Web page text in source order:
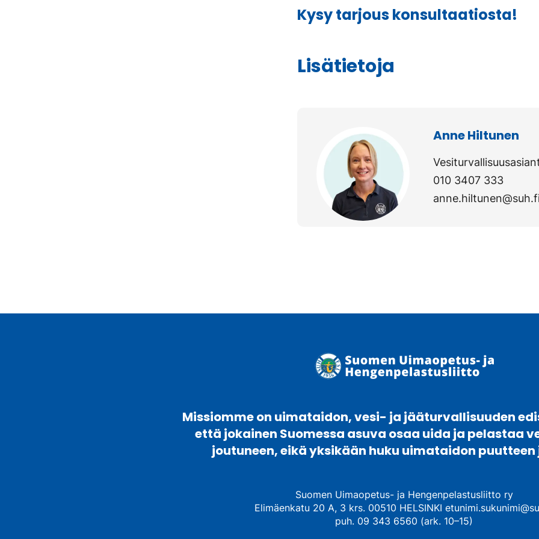
Kysy tarjous konsultaatiosta!
Lisätietoja
Anne Hiltunen
010 3407 333
Missiomme on uimataidon, vesi- ja jääturvallisuuden
että jokainen Suomessa asuva osaa uida ja pelastaa
joutuneen, eikä yksikään huku uimataidon
Suomen Uimaopetus- ja Hengenpelastusliitto ry
Elimäenkatu 20 A, 3 krs. 00510 HELSINKI
puh. 09 343 6560 (ark. 10–15)